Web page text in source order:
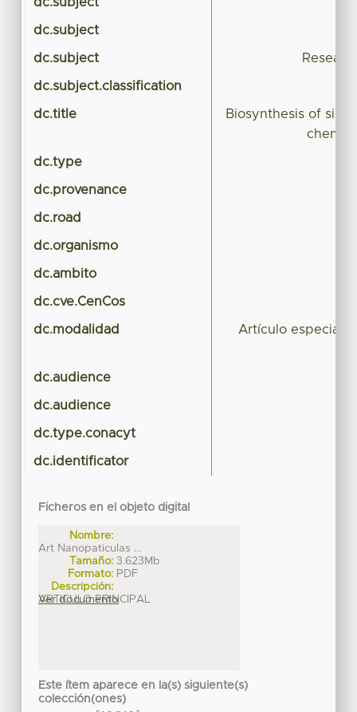
dc.subject
dc.subject
dc.subject.classification
dc.title
Biosynthesis of
dc.type
dc.provenance
dc.road
dc.organismo
dc.ambito
dc.cve.CenCos
dc.modalidad Artículo
dc.audience
dc.audience
dc.type.conacyt
dc.identificator
Ficheros en el objeto digital
Nombre:
Art Nanopaticulas ...
Tamaño: 3.623Mb
Formato: PDF
Descripción:
ARTICULO PRINCIPAL
Ver documento
Este ítem aparece en la(s) siguiente(s)
colección(ones)